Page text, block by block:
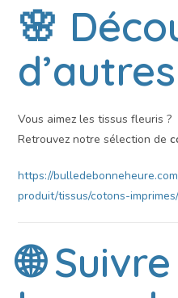
🌸
Vous aimez les tissus fleuris ?
Retrouvez notre sélection de
https://
produit/tissus/cotons-imprimes/
🌐